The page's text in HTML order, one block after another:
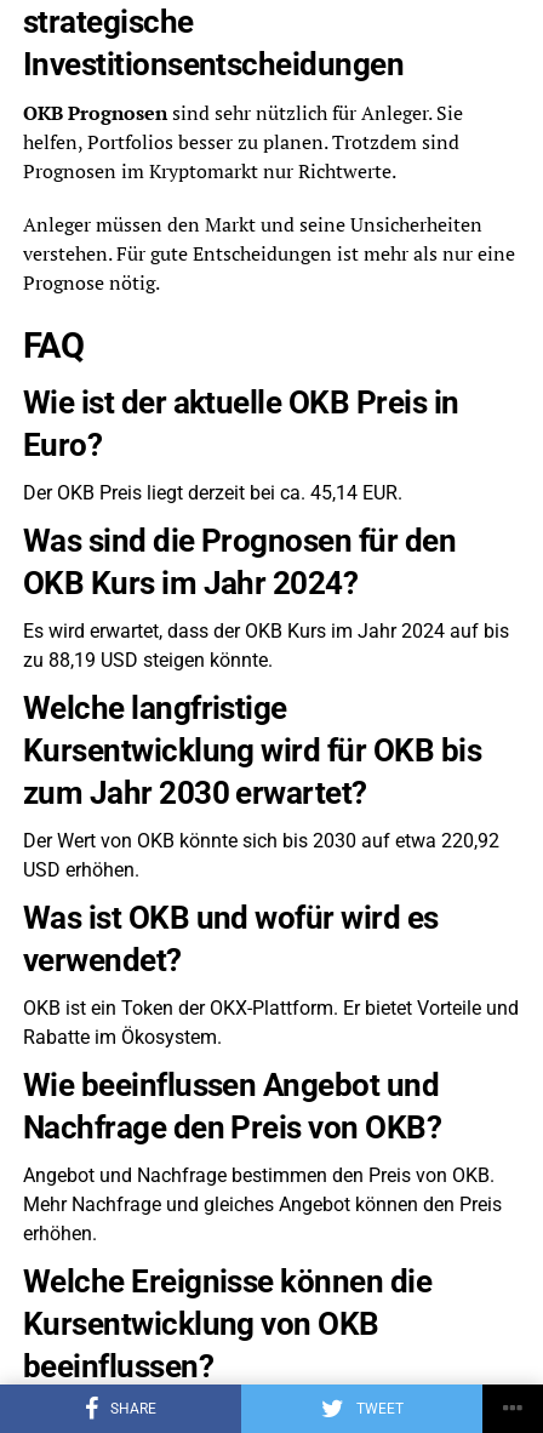
SHARE TWEET
strategische
Investitionsentscheidungen
OKB Prognosensind sehr nützlich für Anleger. Sie
helfen, Portfolios besser zu planen. Trotzdem sind
Prognosen im Kryptomarkt nur Richtwerte.
Anleger müssen den Markt und seine Unsicherheiten
verstehen. Für gute Entscheidungen ist mehr als nur eine
Prognose nötig.
FAQ
Wie ist der aktuelle OKB Preis in
Euro?
Der OKB Preis liegt derzeit bei ca. 45,14 EUR.
Was sind die Prognosen für den
OKB Kurs im Jahr 2024?
Es wird erwartet, dass der OKB Kurs im Jahr 2024 auf bis
zu 88,19 USD steigen könnte.
Welche langfristige
Kursentwicklung wird für OKB bis
zum Jahr 2030 erwartet?
Der Wert von OKB könnte sich bis 2030 auf etwa 220,92
USD erhöhen.
Was ist OKB und wofür wird es
verwendet?
OKB ist ein Token der OKX-Plattform. Er bietet Vorteile und
Rabatte im Ökosystem.
Wie beeinflussen Angebot und
Nachfrage den Preis von OKB?
Angebot und Nachfrage bestimmen den Preis von OKB.
Mehr Nachfrage und gleiches Angebot können den Preis
erhöhen.
Welche Ereignisse können die
Kursentwicklung von OKB
beeinflussen?
Ereignisse im Kryptomarkt und externe Faktoren wie